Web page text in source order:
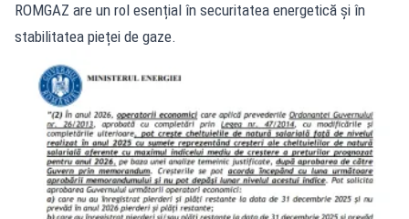
ROMGAZ are un rol esențial în securitatea energetică și în
stabilitatea pieței de gaze.